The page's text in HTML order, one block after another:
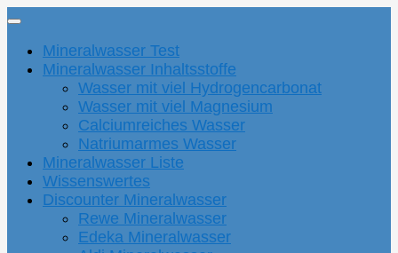
Mineralwasser Test
Mineralwasser Inhaltsstoffe
Wasser mit viel Hydrogencarbonat
Wasser mit viel Magnesium
Calciumreiches Wasser
Natriumarmes Wasser
Mineralwasser Liste
Wissenswertes
Discounter Mineralwasser
Rewe Mineralwasser
Edeka Mineralwasser